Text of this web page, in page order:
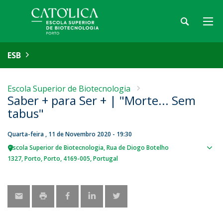
ESB
Escola Superior de Biotecnologia
Saber + para Ser + | "Morte... Sem
tabus"
Quarta-feira , 11 de Novembro 2020 - 19:30
Escola Superior de Biotecnologia Rua de Diogo Botelho
1327 Porto Porto 4169-005 Portugal